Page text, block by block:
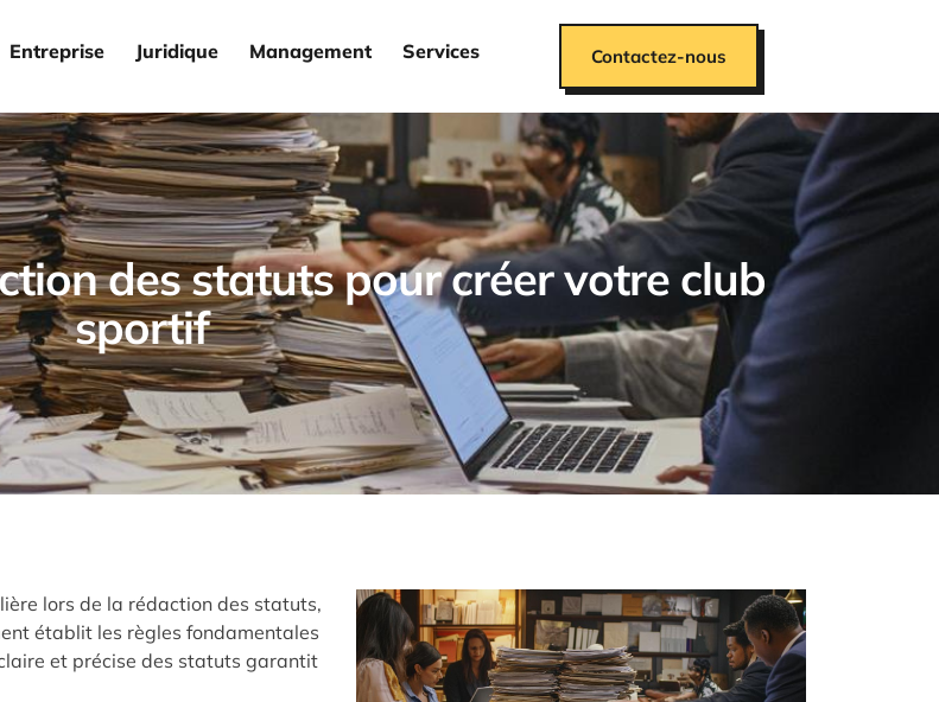
Entreprise Juridique Management Services Contactez-nous
des statuts pour créer votre club
sportif
lors de la rédaction des statuts,
établit les règles fondamentales
et précise des statuts garantit